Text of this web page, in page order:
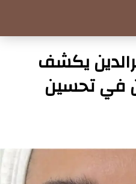
يكشف
في تحسين